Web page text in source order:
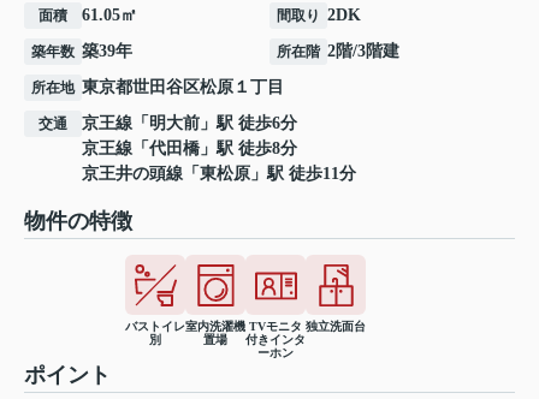
面積 61.05㎡ 間取り 2DK
築年数 築39年 所在階 2階/3階建
所在地 東京都世田谷区松原 １丁目
交通 京王線 「 明大前 」駅 徒歩6分
京王線 「 代田橋 」駅 徒歩8分
京王井の頭線 「 東松原 」駅 徒歩11分
物件の特徴
バストイレ
別
室内洗濯機
置場
TVモニタ
付きインタ
ーホン
独立洗面台
ポイント